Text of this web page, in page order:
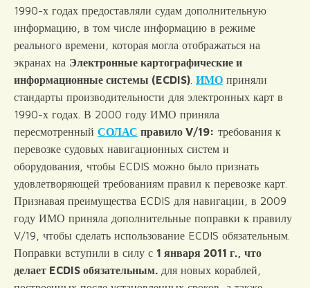
1990-х годах предоставляли судам дополнительную
информацию, в том числе информацию в режиме
реального времени, которая могла отображаться на
экранах на Электронные картографические и
информационные системы (ECDIS) ИМО приняли
стандарты производительности для электронных карт в
1990-х годах. В 2000 году ИМО приняла
пересмотренный СОЛАС правило V/19: требования к
перевозке судовых навигационных систем и
оборудования, чтобы ECDIS можно было признать
удовлетворяющей требованиям правил к перевозке карт.
Признавая преимущества ECDIS для навигации, в 2009
году ИМО приняла дополнительные поправки к правилу
V/19, чтобы сделать использование ECDIS обязательным.
Поправки вступили в силу с 1 января 2011 г., что
делает ECDIS обязательным. для новых кораблей,